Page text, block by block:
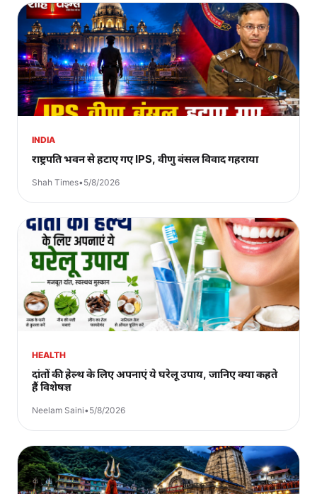
INDIA
राष्ट्रपति भवन से हटाए गए IPS, वीणु बंसल विवाद गहराया
Shah Times•5/8/2026
HEALTH
दांतों की हेल्थ के लिए अपनाएं ये घरेलू उपाय, जानिए क्या कहते
हैं विशेषज्ञ
Neelam Saini•5/8/2026